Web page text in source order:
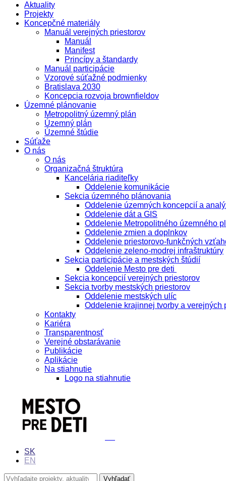
Aktuality
Projekty
Koncepčné materiály
Manuál verejných priestorov
Manuál
Manifest
Princípy a štandardy
Manuál participácie
Vzorové súťažné podmienky
Bratislava 2030
Koncepcia rozvoja brownfieldov
Územné plánovanie
Metropolitný územný plán
Územný plán
Územné štúdie
Súťaže
O nás
O nás
Organizačná štruktúra
Kancelária riaditeľky
Oddelenie komunikácie
Sekcia územného plánovania
Oddelenie územných koncepcií a
Oddelenie dát a GIS
Oddelenie Metropolitného územného
Oddelenie zmien a doplnkov
Oddelenie priestorovo-funkčných
Oddelenie zeleno-modrej infraštruktúry
Sekcia participácie a mestských štúdií
Oddelenie Mesto pre deti
Sekcia koncepcií verejných priestorov
Sekcia tvorby mestských priestorov
Oddelenie mestských ulíc
Oddelenie krajinnej tvorby a verejných
Kontakty
Kariéra
Transparentnosť
Verejné obstarávanie
Publikácie
Aplikácie
Na stiahnutie
Logo na stiahnutie
SK
EN